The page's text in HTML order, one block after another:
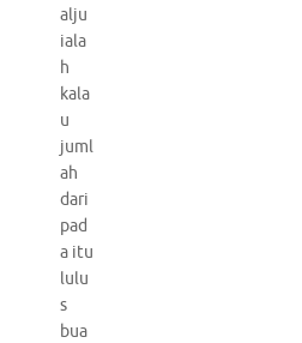
alju
iala
h
kala
u
juml
ah
dari
pad
a itu
lulu
s
bua